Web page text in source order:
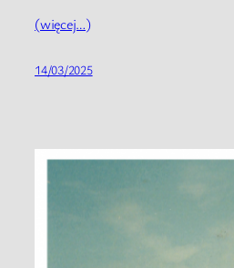
(więcej…)
14/03/2025